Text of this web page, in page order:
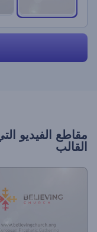
مقاطع الفيديو
القالب